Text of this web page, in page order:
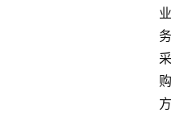
业
务
采
购
方